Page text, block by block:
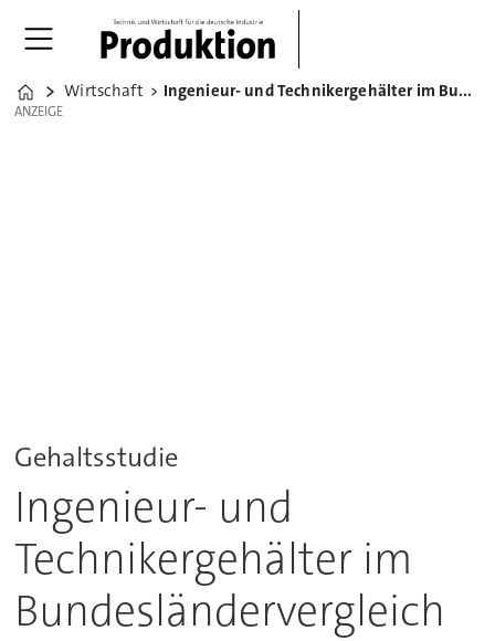
Home
Wirtschaft Ingenieur- und Technikergehälter im Bundesländervergleich
ANZEIGE
ANZEIGE
Gehaltsstudie
Ingenieur- und
Technikergehälter im
Bundesländervergleich